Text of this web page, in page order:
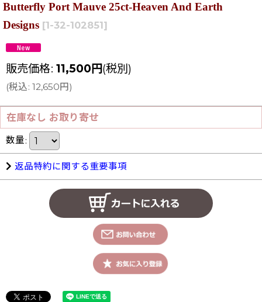
Butterfly Port Mauve 25ct-Heaven And Earth
Designs [1-32-102851]
販売価格: 11,500 円(税別)
(税込: 12,650円 )
在庫なし お取り寄せ
数量:
返品特約に関する重要事項